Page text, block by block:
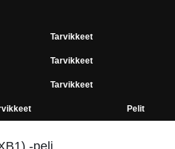
Tarvikkeet
Tarvikkeet
Tarvikkeet
Pelit
-peli